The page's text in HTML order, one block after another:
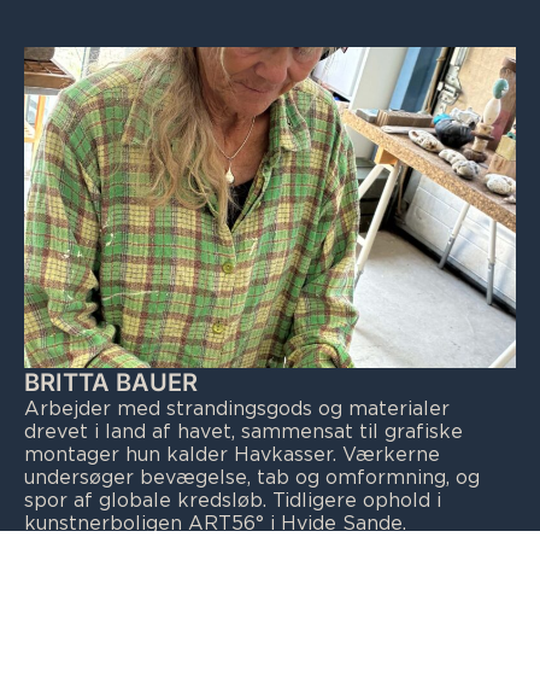
BRITTA BAUER
Arbejder med strandingsgods og materialer
drevet i land af havet, sammensat til grafiske
montager hun kalder Havkasser. Værkerne
undersøger bevægelse, tab og omformning, og
spor af globale kredsløb. Tidligere ophold i
kunstnerboligen ART56° i Hvide Sande.